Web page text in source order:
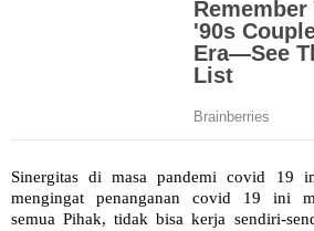
Sinergitas di masa pandemi covid 19
mengingat penanganan covid 19 ini
semua Pihak, tidak bisa kerja sendiri-